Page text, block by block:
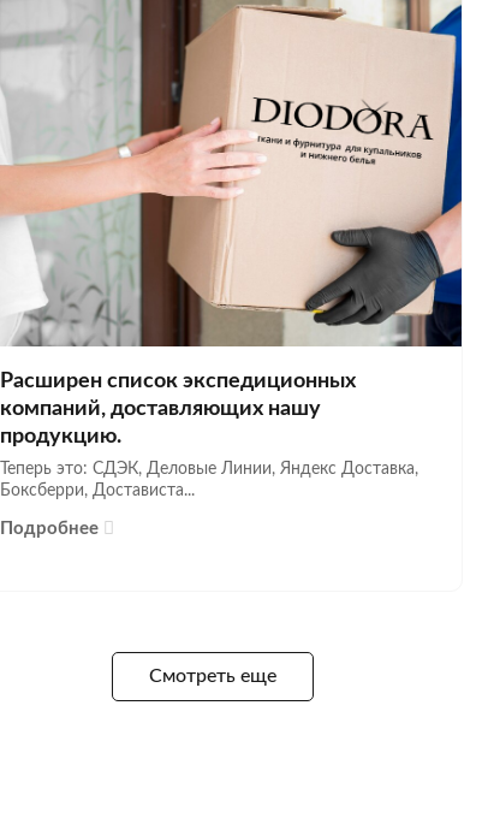
Расширен список экспедиционных
компаний, доставляющих нашу
продукцию.
Теперь это: СДЭК, Деловые Линии, Яндекс Доставка,
Боксберри, Достависта...
Подробнее
Смотреть еще